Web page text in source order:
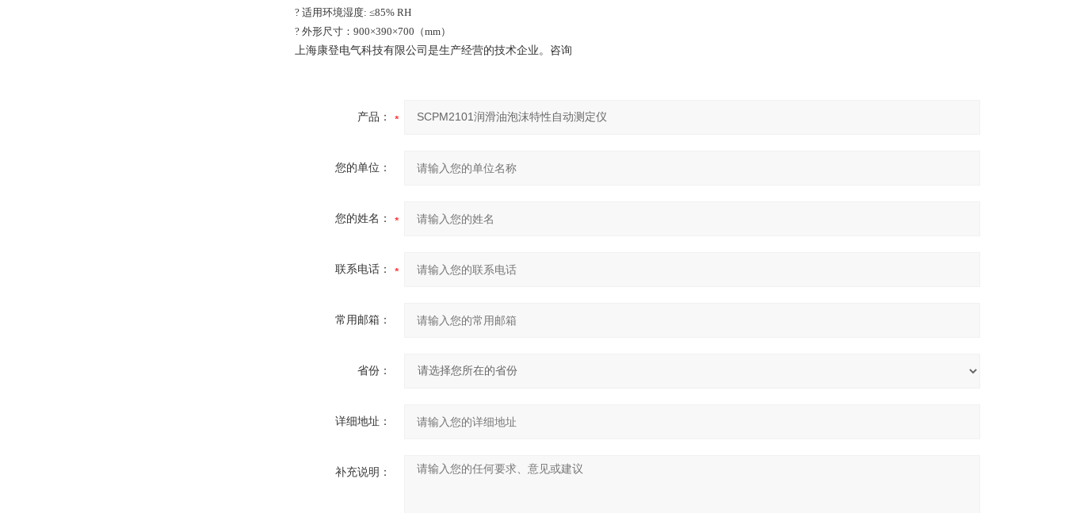
? 适用环境湿度: ≤85% RH
? 外形尺寸：900×390×700（mm）
上海康登电气科技有限公司是生产经营的技术企业。咨询
产品：
您的单位：
您的姓名：
联系电话：
常用邮箱：
省份：
详细地址：
补充说明：